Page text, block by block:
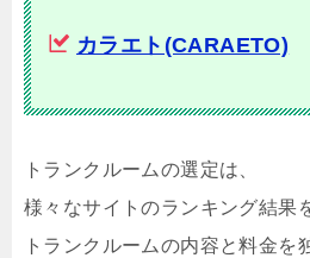
カラエト(CARAETO)
トランクルームの選定は、
様々なサイトのランキング結果
トランクルームの内容と料金を